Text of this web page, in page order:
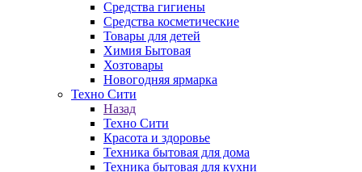
Средства гигиены
Средства косметические
Товары для детей
Химия Бытовая
Хозтовары
Новогодняя ярмарка
Техно Сити
Назад
Техно Сити
Красота и здоровье
Техника бытовая для дома
Техника бытовая для кухни